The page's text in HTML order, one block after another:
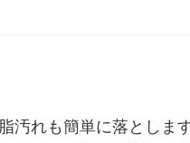
汚れも簡単に落としま